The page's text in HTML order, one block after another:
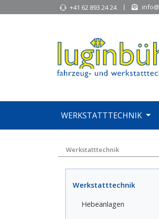
+41 62 893 24 24
WERKSTATTTECHNIK
Werkstatttechnik
Werkstatttechnik
Hebeanlagen